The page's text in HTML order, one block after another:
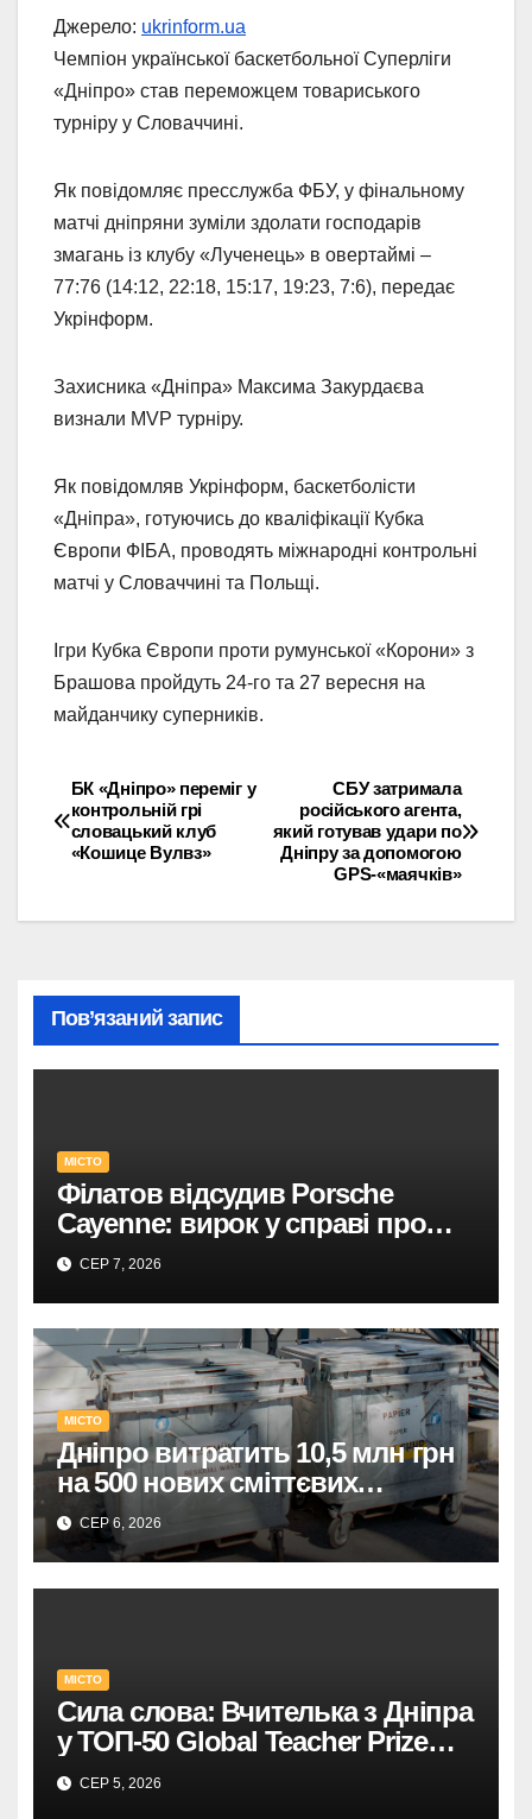
Джерело: ukrinform.ua
Чемпіон української баскетбольної Суперліги
«Дніпро» став переможцем товариського
турніру у Словаччині.
Як повідомляє пресслужба ФБУ, у фінальному
матчі дніпряни зуміли здолати господарів
змагань із клубу «Лученець» в овертаймі –
77:76 (14:12, 22:18, 15:17, 19:23, 7:6), передає
Укрінформ.
Захисника «Дніпра» Максима Закурдаєва
визнали MVP турніру.
Як повідомляв Укрінформ, баскетболісти
«Дніпра», готуючись до кваліфікації Кубка
Європи ФІБА, проводять міжнародні контрольні
матчі у Словаччині та Польщі.
Ігри Кубка Європи проти румунської «Корони» з
Брашова пройдуть 24-го та 27 вересня на
майданчику суперників.
Навігація
записів
СБУ затримала
російського агента,
який готував удари по
Дніпру за допомогою
GPS-«маячків»
БК «Дніпро» переміг у
контрольній грі
словацький клуб
«Кошице Вулвз»
Пов’язаний запис
МІСТО
Філатов відсудив Porsche
Cayenne: вирок у справі про
фейк.
СЕР 7, 2026
МІСТО
Дніпро витратить 10,5 млн грн
на 500 нових сміттєвих
контейнерів.
СЕР 6, 2026
МІСТО
Сила слова: Вчителька з Дніпра
у ТОП-50 Global Teacher Prize
Ukraine
СЕР 5, 2026